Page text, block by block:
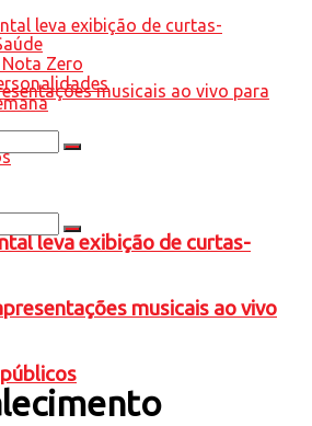
leva exibição de curtas-
musicais ao vivo
Zero